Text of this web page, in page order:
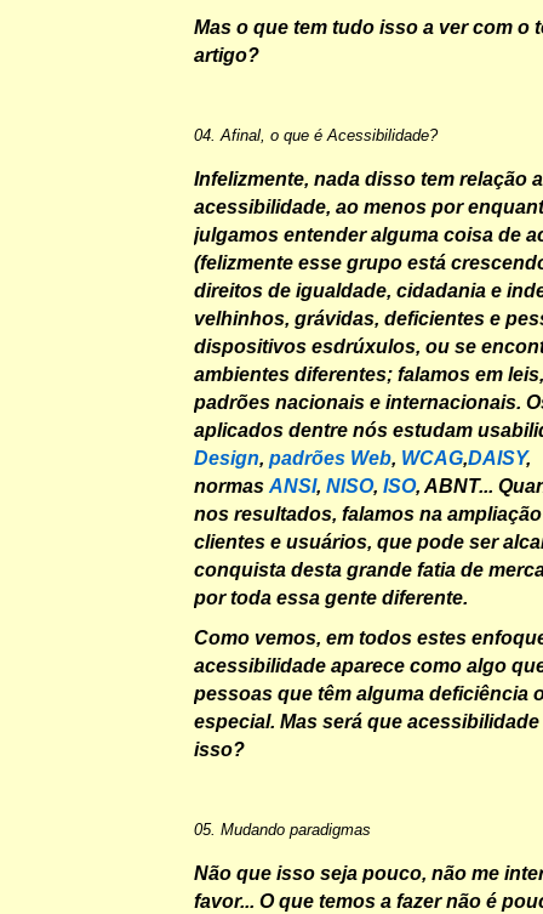
Mas o que tem tudo isso a ver com o
artigo?
04. Afinal, o que é Acessibilidade?
Infelizmente, nada disso tem relação
acessibilidade, ao menos por
julgamos entender alguma coisa de
(felizmente esse grupo está
direitos de igualdade, cidadania e
velhinhos, grávidas, deficientes e
dispositivos esdrúxulos, ou se
ambientes diferentes; falamos em
padrões nacionais e internacionais.
aplicados dentre nós estudam
Design, padrões Web, WCAG,DAISY,
normas ANSI, NISO, ISO, ABNT...
nos resultados, falamos na
clientes e usuários, que pode ser
conquista desta grande fatia de
por toda essa gente diferente.
Como vemos, em todos estes
acessibilidade aparece como algo
pessoas que têm alguma deficiência
especial. Mas será que
isso?
05. Mudando paradigmas
Não que isso seja pouco, não me
favor... O que temos a fazer não é